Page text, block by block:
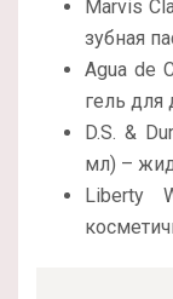
Marvis
зубная
Agua de
гель для
D.S. &
мл) –
Liberty